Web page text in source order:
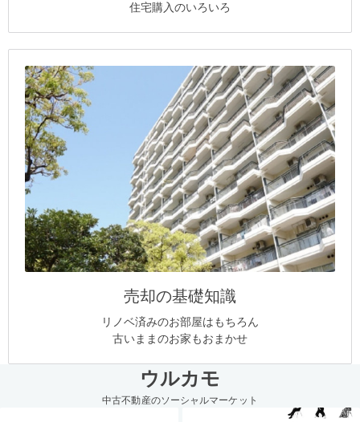
住宅購入のいろいろ
売却の基礎知識
リノベ済みのお部屋はもちろん
古いままのお家もおまかせ
ウルカモ
中古不動産のソーシャルマーケット